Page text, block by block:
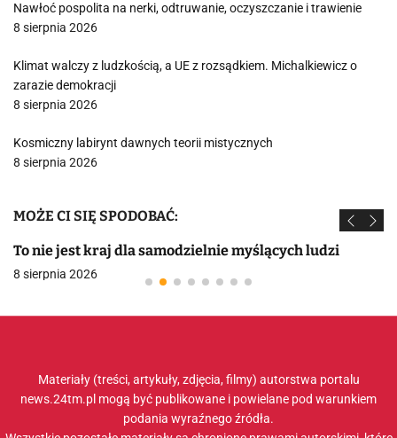
Nawłoć pospolita na nerki, odtruwanie, oczyszczanie i trawienie
8 sierpnia 2026
Klimat walczy z ludzkością, a UE z rozsądkiem. Michalkiewicz o
zarazie demokracji
8 sierpnia 2026
Kosmiczny labirynt dawnych teorii mistycznych
8 sierpnia 2026
MOŻE CI SIĘ SPODOBAĆ:
To nie jest kraj dla samodzielnie myślących ludzi
8 sierpnia 2026
Materiały (treści, artykuły, zdjęcia, filmy) autorstwa portalu
news.24tm.pl mogą być publikowane i powielane pod warunkiem
podania wyraźnego źródła.